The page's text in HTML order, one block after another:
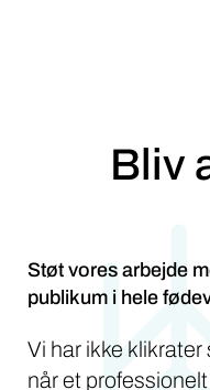
Bliv
Støt vores arbejde
publikum i hele
Vi har ikke
når et